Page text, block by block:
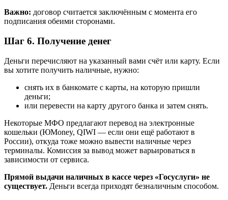
Важно: договор считается заключённым с момента его
подписания обеими сторонами.
Шаг 6. Получение денег
Деньги перечисляют на указанный вами счёт или карту. Если
вы хотите получить наличные, нужно:
снять их в банкомате с карты, на которую пришли
деньги;
или перевести на карту другого банка и затем снять.
Некоторые МФО предлагают перевод на электронные
кошельки (ЮMoney, QIWI — если они ещё работают в
России), откуда тоже можно вывести наличные через
терминалы. Комиссия за вывод может варьироваться в
зависимости от сервиса.
Прямой выдачи наличных в кассе через «Госуслуги» не
существует. Деньги всегда приходят безналичным способом.